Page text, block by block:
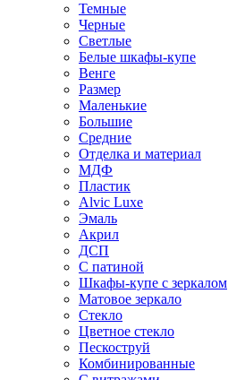
Темные
Черные
Светлые
Белые шкафы-купе
Венге
Размер
Маленькие
Большие
Средние
Отделка и материал
МДФ
Пластик
Alvic Luxe
Эмаль
Акрил
ДСП
С патиной
Шкафы-купе с зеркалом
Матовое зеркало
Стекло
Цветное стекло
Пескоструй
Комбинированные